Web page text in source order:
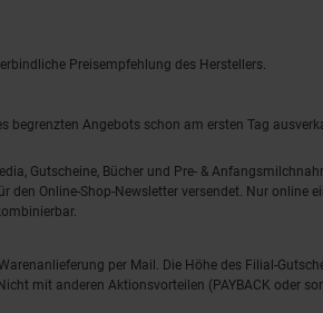
Preisempfehlung des Herstellers.
Angebots schon am ersten Tag
Gutscheine, Bücher und Pre- &
Online-Shop-Newsletter versendet. Nur online
per Mail. Die Höhe des Filial-
mit anderen Aktionsvorteilen (PAYBACK oder